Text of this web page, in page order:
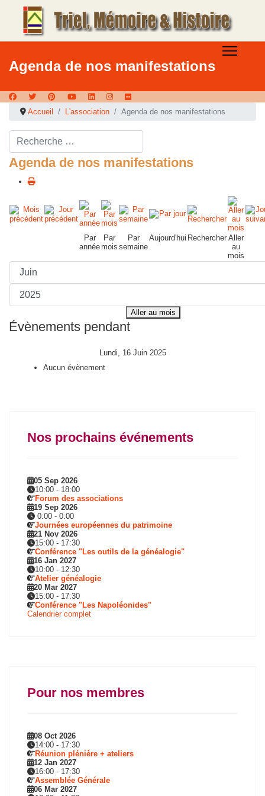
Agenda de nos manifestations
Accueil L'association Agenda de nos manifestations
Rechercher ...
Agenda de nos manifestations
Par
année
Par
mois
Par
semaine
Aujourd'hui Rechercher Aller
au
mois
Aller au mois
Évènements pendant
Lundi, 16 Juin 2025
Aucun évènement
Nos prochains événements
05 Sep 2026
10:00 - 18:00
Forum des associations
19 Sep 2026
0:00 - 0:00
Journées européennes du patrimoine
21 Nov 2026
15:00 - 17:30
Conférence "Les outils de la généalogie"
16 Jan 2027
10:00 - 12:30
Atelier généalogie
20 Mar 2027
15:00 - 17:30
Conférence "Les Napoléonides"
Calendrier complet
Pour nos membres
08 Oct 2026
14:00 - 17:30
Réunion plénière + ateliers
12 Jan 2027
16:00 - 17:30
Assemblée Générale
06 Mar 2027